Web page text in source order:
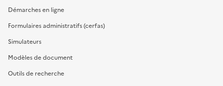
Démarches en ligne
Formulaires administratifs (cerfas)
Simulateurs
Modèles de document
Outils de recherche